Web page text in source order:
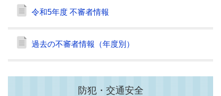
令和5年度 不審者情報
過去の不審者情報（年度別）
防犯・交通安全